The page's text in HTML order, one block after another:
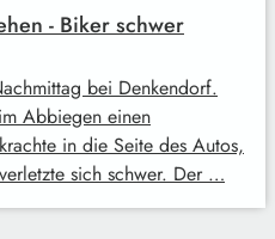
- Biker schwer
bei Denkendorf.
Abbiegen einen
in die Seite des Autos,
sich schwer. Der …